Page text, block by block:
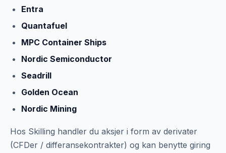
Entra
Quantafuel
MPC Container Ships
Nordic Semiconductor
Seadrill
Golden Ocean
Nordic Mining
Hos Skilling handler du aksjer i form av derivater
(CFDer / differansekontrakter) og kan benytte giring